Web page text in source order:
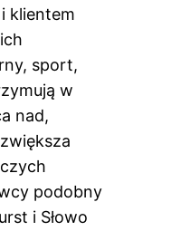
klientem
sport,
w
nad,
podobny
i Słowo